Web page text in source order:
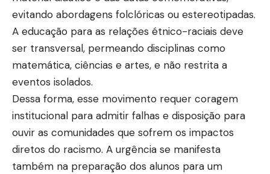
evitando abordagens folclóricas ou estereotipadas.
A educação para as relações étnico-raciais deve
ser transversal, permeando disciplinas como
matemática, ciências e artes, e não restrita a
eventos isolados.
Dessa forma, esse movimento requer coragem
institucional para admitir falhas e disposição para
ouvir as comunidades que sofrem os impactos
diretos do racismo. A urgência se manifesta
também na preparação dos alunos para um